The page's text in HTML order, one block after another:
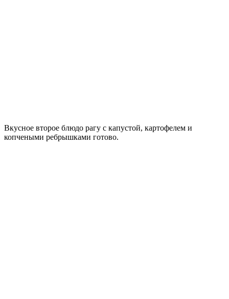
Вкусное второе блюдо рагу с капустой, картофелем и
копчеными ребрышками готово.